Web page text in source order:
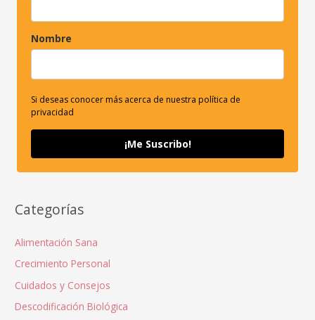
Nombre
Si deseas conocer más acerca de nuestra política de
privacidad
¡Me Suscribo!
Categorías
Alimentación Sana
Crecimiento Personal
Cuidados y Consejos
Descodificación Biológica